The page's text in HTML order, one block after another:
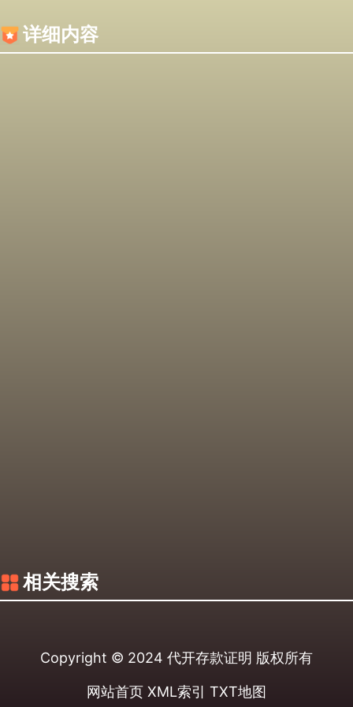
详细内容
相关搜索
Copyright © 2024 代开存款证明 版权所有
网站首页 XML索引 TXT地图